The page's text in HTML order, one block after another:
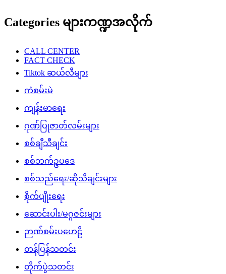
Categories များကဏ္ဍအလိုက်
CALL CENTER
FACT CHECK
Tiktok ဆယ်လီများ
ကံစမ်းမဲ
ကျန်းမာရေး
ဂုဏ်ပြုဇာတ်လမ်းများ
စစ်ချီသီချင်း
စစ်ဘက်ဥပဒေ
စစ်သည်ရေး/ဆိုသီချင်းများ
စိုက်ပျိုးရေး
ဆောင်းပါး/မဂ္ဂဇင်းများ
ဉာဏ်စမ်းပဟေဠိ
တန်ပြန်သတင်း
တိုက်ပွဲသတင်း